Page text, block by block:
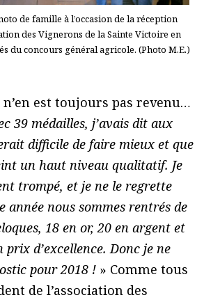
de famille à l’occasion de la réception
des Vignerons de la Sainte Victoire en
du concours général agricole. (Photo M.E.)
est toujours pas revenu…
39 médailles, j’avais dit aux
difficile de faire mieux et que
un haut niveau qualitatif. Je
trompé, et je ne le regrette
année nous sommes rentrés de
18 en or, 20 en argent et
d’excellence. Donc je ne
pour 2018 ! » Comme tous
de l’association des